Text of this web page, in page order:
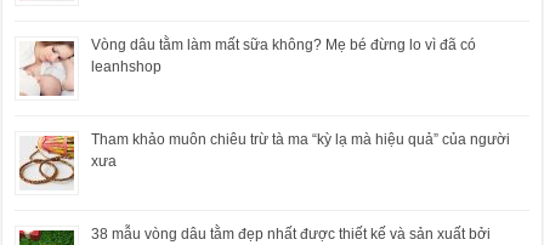
Vòng dâu tằm làm mất sữa không? Mẹ bé đừng lo vì đã có
leanhshop
Tham khảo muôn chiêu trừ tà ma “kỳ lạ mà hiệu quả” của người
xưa
38 mẫu vòng dâu tằm đẹp nhất được thiết kế và sản xuất bởi